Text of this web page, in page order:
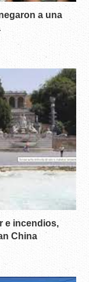
a una
e incendios,
China